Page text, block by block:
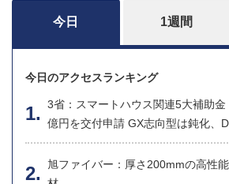
今日 1週間
今日のアクセスランキング
3省：スマートハウス関連5大補助
億円を交付申請 GX志向型は鈍化、
旭ファイバー：厚さ200mmの高性